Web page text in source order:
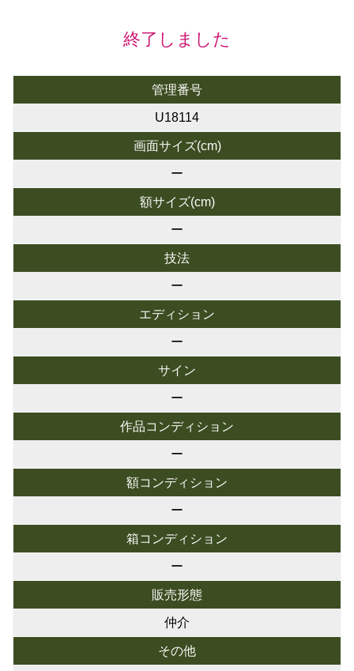
終了しました
管理番号
U18114
画面サイズ(cm)
ー
額サイズ(cm)
ー
技法
ー
エディション
ー
サイン
ー
作品コンディション
ー
額コンディション
ー
箱コンディション
ー
販売形態
仲介
その他